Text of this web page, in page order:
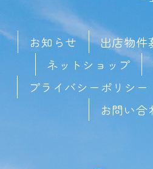
お知らせ 出店物件
ネットショップ
プライバシーポリシー
お問い合